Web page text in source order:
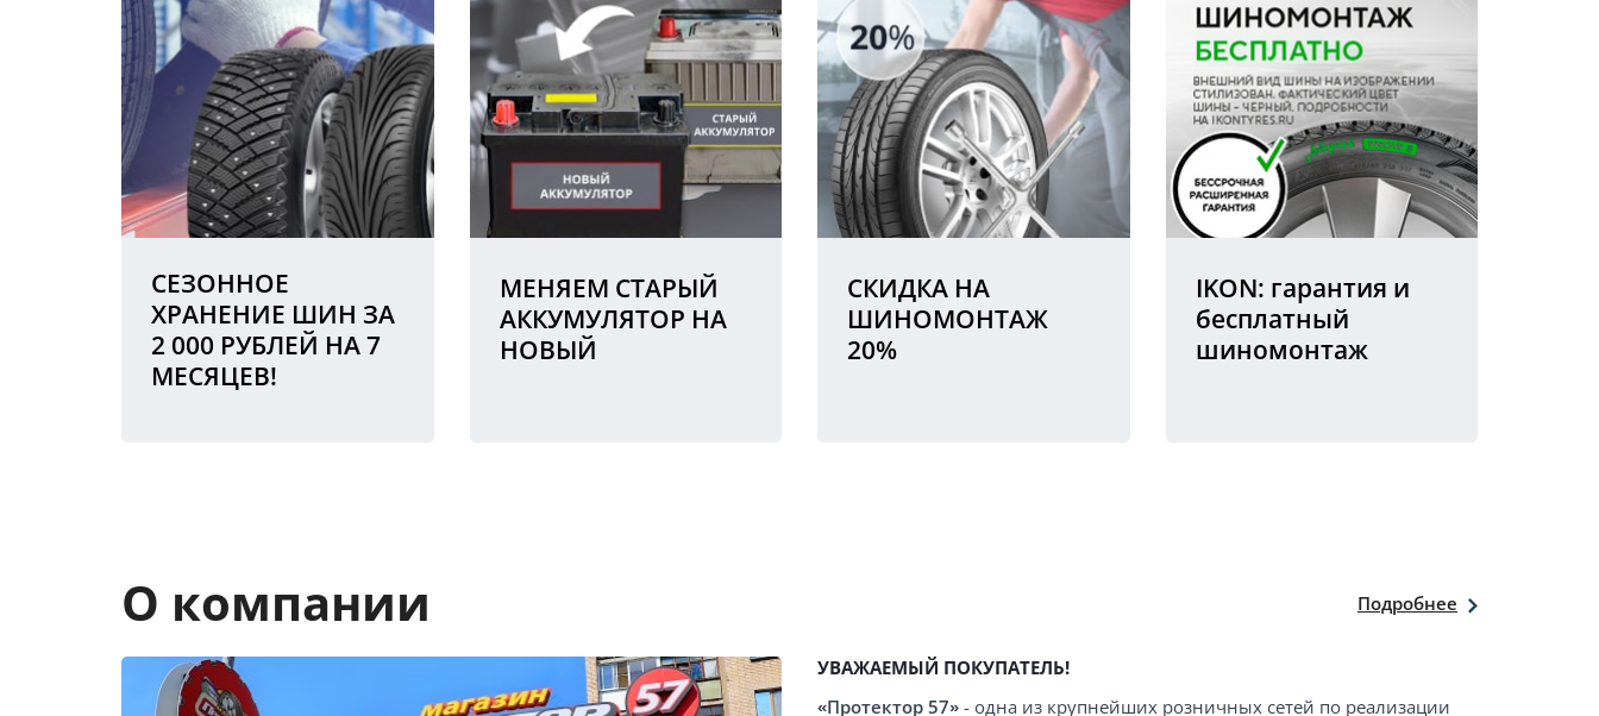
СЕЗОННОЕ
ХРАНЕНИЕ ШИН ЗА
2 000 РУБЛЕЙ НА 7
МЕСЯЦЕВ!
МЕНЯЕМ СТАРЫЙ
АККУМУЛЯТОР НА
НОВЫЙ
СКИДКА НА
ШИНОМОНТАЖ
20%
IKON: гарантия и
бесплатный
шиномонтаж
О компании Подробнее
УВАЖАЕМЫЙ ПОКУПАТЕЛЬ!
«Протектор 57» - одна из крупнейших розничных сетей по реализации